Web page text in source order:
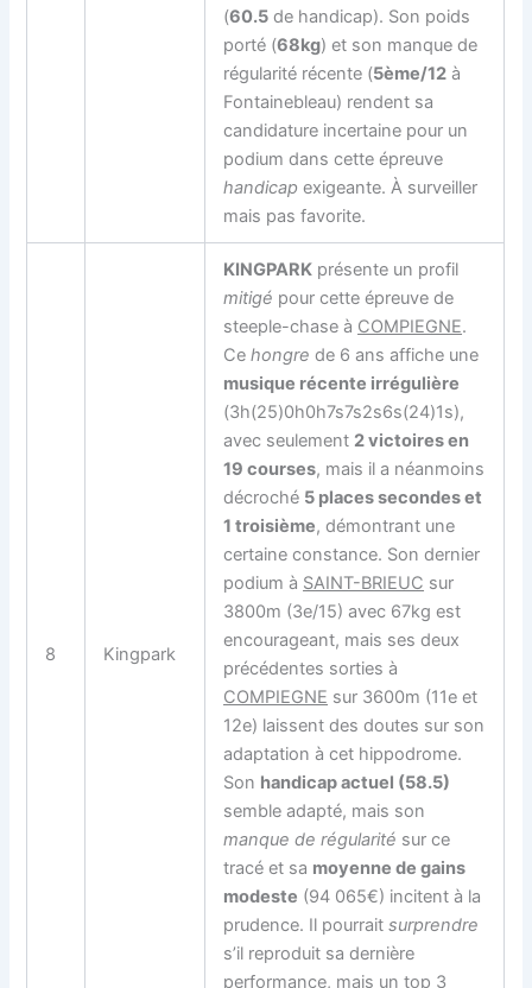
(60.5 de handicap). Son poids
porté (68kg) et son manque de
régularité récente (5ème/12 à
Fontainebleau) rendent sa
candidature incertaine pour un
podium dans cette épreuve
handicap exigeante. À surveiller
mais pas favorite.
8 Kingpark
KINGPARK présente un profil
mitigé pour cette épreuve de
steeple-chase à COMPIEGNE.
Cehongre de 6 ans affiche une
musique récente irrégulière
(3h(25)0h0h7s7s2s6s(24)1s),
avec seulement 2 victoires en
19 courses, mais il a néanmoins
décroché 5 places secondes et
1 troisième, démontrant une
certaine constance. Son dernier
podium à SAINT-BRIEUC sur
3800m (3e/15) avec 67kg est
encourageant, mais ses deux
précédentes sorties à
COMPIEGNE sur 3600m (11e et
12e) laissent des doutes sur son
adaptation à cet hippodrome.
Son handicap actuel (58.5)
semble adapté, mais son
manque de régularité sur ce
tracé et sa moyenne de gains
modeste (94 065€) incitent à la
prudence. Il pourraitsurprendre
s’il reproduit sa dernière
performance, mais un top 3